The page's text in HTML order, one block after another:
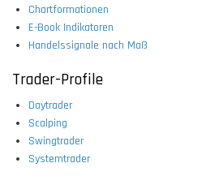
Chartformationen
E-Book Indikatoren
Handelssignale nach Maß
Trader-Profile
Daytrader
Scalping
Swingtrader
Systemtrader